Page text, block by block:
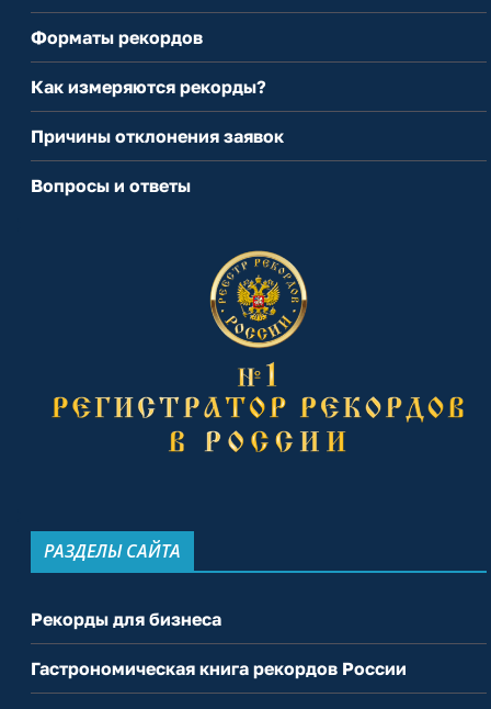
Форматы рекордов
Как измеряются рекорды?
Причины отклонения заявок
Вопросы и ответы
РАЗДЕЛЫ САЙТА
Рекорды для бизнеса
Гастрономическая книга рекордов России